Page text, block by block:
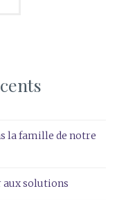
la famille de notre
aux solutions